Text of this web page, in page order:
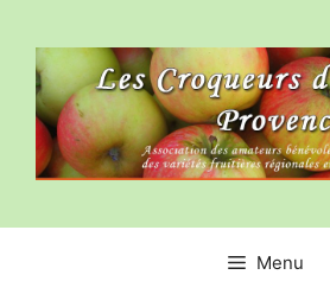
contenu
Menu